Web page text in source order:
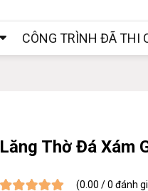
CÔNG TRÌNH ĐÃ THI
Lăng Thờ Đá Xám
(0.00 / 0 đánh